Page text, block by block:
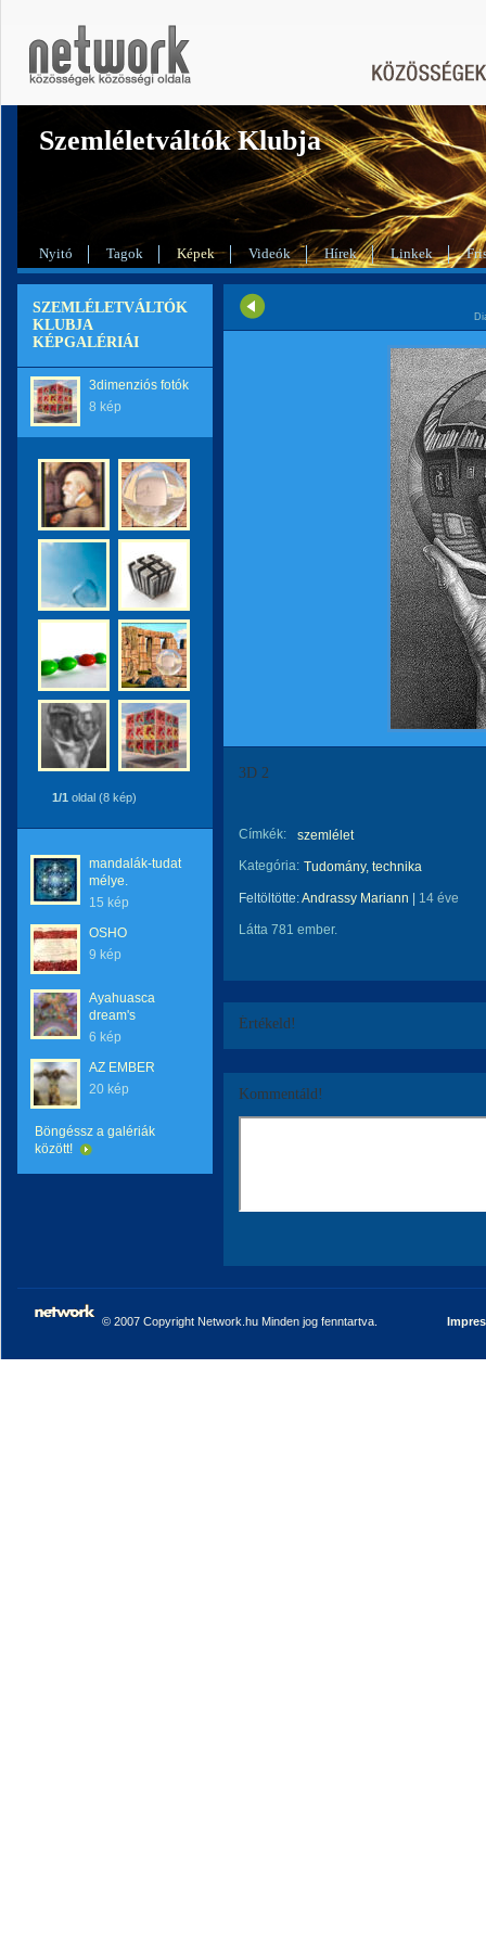
Szemléletváltók Klubja
Nyitó Tagok Képek Videók Hírek Linkek
SZEMLÉLETVÁLTÓK
KLUBJA
KÉPGALÉRIÁI
3dimenziós fotók
8 kép
1/1 oldal (8 kép)
mandalák-tudat
mélye.
15 kép
OSHO
9 kép
Ayahuasca
dream's
6 kép
AZ EMBER
20 kép
Böngéssz a galériák
között!
3D 2
Címkék:
szemlélet
Kategória: Tudomány, technika
Feltöltötte:Andrassy Mariann 14 éve
Látta 781 ember.
Értékeld!
Kommentáld!
© 2007 Copyright Network.hu Minden jog fenntartva.